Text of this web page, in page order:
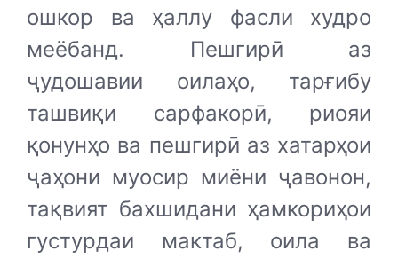
ошкор ва ҳаллу фасли худро
меёбанд. Пешгирӣ аз
ҷудошавии оилаҳо, тарғибу
ташвиқи сарфакорӣ, риояи
қонунҳо ва пешгирӣ аз хатарҳои
ҷаҳони муосир миёни ҷавонон,
тақвият бахшидани ҳамкориҳои
густурдаи мактаб, оила ва